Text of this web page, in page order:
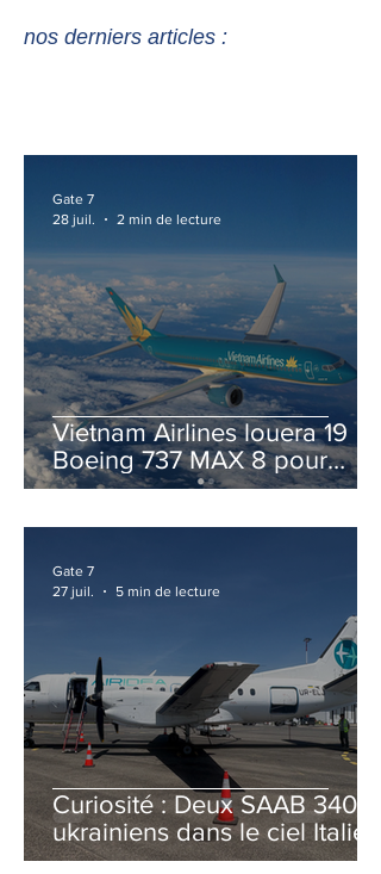
nos derniers articles :
Vietnam Airlines louera 19
Boeing 737 MAX 8 pour
accélérer la modernisation
Gate 7
28 juil.
2 min de lecture
Curiosité : Deux SAAB 340B
ukrainiens dans le ciel Italien
cet été
Gate 7
27 juil.
5 min de lecture